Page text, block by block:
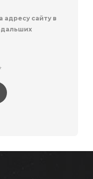
адресу сайту в